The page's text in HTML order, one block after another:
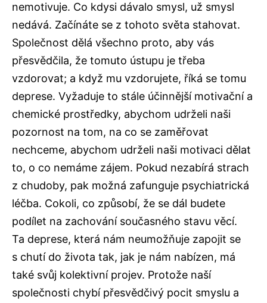
nemotivuje. Co kdysi dávalo smysl, už smysl
nedává. Začínáte se z tohoto světa stahovat.
Společnost dělá všechno proto, aby vás
přesvědčila, že tomuto ústupu je třeba
vzdorovat; a když mu vzdorujete, říká se tomu
deprese. Vyžaduje to stále účinnější motivační a
chemické prostředky, abychom udrželi naši
pozornost na tom, na co se zaměřovat
nechceme, abychom udrželi naši motivaci dělat
to, o co nemáme zájem. Pokud nezabírá strach
z chudoby, pak možná zafunguje psychiatrická
léčba. Cokoli, co způsobí, že se dál budete
podílet na zachování současného stavu věcí.
Ta deprese, která nám neumožňuje zapojit se
s chutí do života tak, jak je nám nabízen, má
také svůj kolektivní projev. Protože naší
společnosti chybí přesvědčivý pocit smyslu a